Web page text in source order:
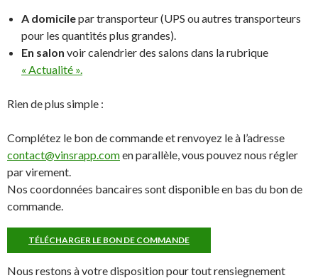
A domicilepar transporteur (UPS ou autres transporteurs
pour les quantités plus grandes).
En salon voir calendrier des salons dans la rubrique
« Actualité ».
Rien de plus simple :
Complétez le bon de commande et renvoyez le à l’adresse
contact@vinsrapp.comen parallèle, vous pouvez nous régler
par virement.
Nos coordonnées bancaires sont disponible en bas du bon de
commande.
TÉLÉCHARGER LE BON DE COMMANDE
Nous restons à votre disposition pour tout rensiegnement